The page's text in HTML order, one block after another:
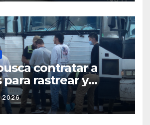
contratar a
para rastrear y
a migrantes
en México y
2026